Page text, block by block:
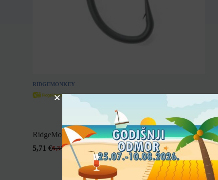
RIDGEMONKEY
RidgeMonkey Ape-X Continental 2XX Barbed
6,35€
5,71 €
Prikaži sve